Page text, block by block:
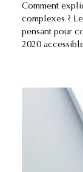
Comment
complexes ?
pensant pour
2020